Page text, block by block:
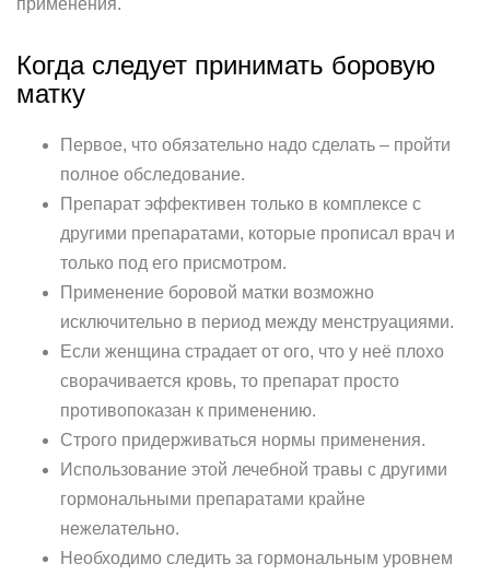
применения.
Когда следует принимать боровую
матку
Первое, что обязательно надо сделать – пройти
полное обследование.
Препарат эффективен только в комплексе с
другими препаратами, которые прописал врач и
только под его присмотром.
Применение боровой матки возможно
исключительно в период между менструациями.
Если женщина страдает от ого, что у неё плохо
сворачивается кровь, то препарат просто
противопоказан к применению.
Строго придерживаться нормы применения.
Использование этой лечебной травы с другими
гормональными препаратами крайне
нежелательно.
Необходимо следить за гормональным уровнем